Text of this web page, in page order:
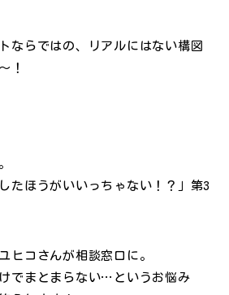
ならではの、リアルにはない構図
！
たほうがいいっちゃない！？」第3
ヒコさんが相談窓口に。
でまとまらない…というお悩み